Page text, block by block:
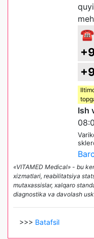
☎
Ish
«VITAMED Medical» - bu
xizmatlari, reabilitatsiya
mutaxassislar, xalqaro
diagnostika va davolash
>>> Batafsil